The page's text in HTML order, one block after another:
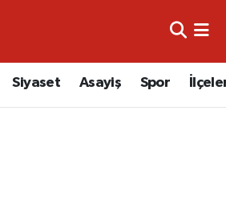
Siyaset Asayiş Spor
Durumu ve Fikstür